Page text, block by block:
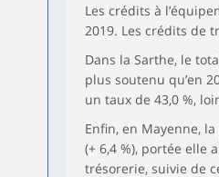
Les crédits à
2019. Les crédits de
Dans la Sarthe, le
plus soutenu qu’en
un taux de 43,0 %,
Enfin, en Mayenne,
(+ 6,4 %), portée elle
trésorerie, suivie de